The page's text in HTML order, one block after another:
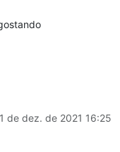
1 de dez. de 2021 16:25